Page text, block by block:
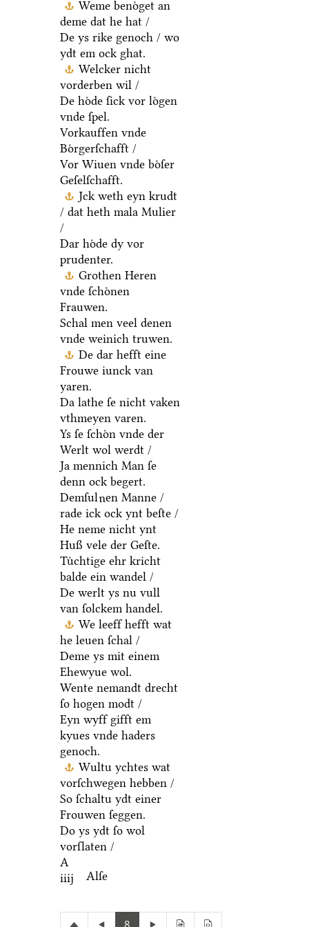
Weme benoͤget an
deme dat he hat /
De ys rike genoch / wo
ydt em ock ghat.
Welcker nicht
vorderben wil /
De hoͤde ſick vor loͤgen
vnde ſpel.
Vorkauffen vnde
Boͤrgerſchafft /
Vor Wiuen vnde boͤſer
Geſelſchafft.
Jck weth eyn krudt
/ dat heth mala Mulier
/
Dar hoͤde dy vor
prudenter.
Grothen Heren
vnde ſchoͤnen
Frauwen.
Schal men veel denen
vnde weinich truwen.
De dar hefft eine
Frouwe iunck van
yaren.
Da lathe ſe nicht vaken
vthmeyen varen.
Ys ſe ſchoͤn vnde der
Werlt wol werdt /
Ja mennich Man ſe
denn ock begert.
Demſuluen Manne /
rade ick ock ynt beſte /
He neme nicht ynt
Huß vele der Geſte.
Tuͤchtige ehr kricht
balde ein wandel /
De werlt ys nu vull
van ſolckem handel.
We leeff hefft wat
he leuen ſchal /
Deme ys mit einem
Ehewyue wol.
Wente nemandt drecht
ſo hogen modt /
Eyn wyff gifft em
kyues vnde haders
genoch.
Wultu ychtes wat
vorſchwegen hebben /
So ſchaltu ydt einer
Frouwen ſeggen.
Do ys ydt ſo wol
vorſlaten /
A
iiij
Alſe
8